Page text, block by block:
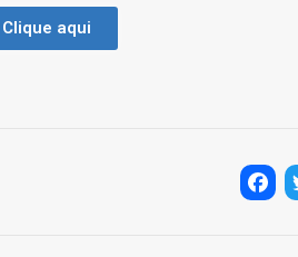
Clique aqui